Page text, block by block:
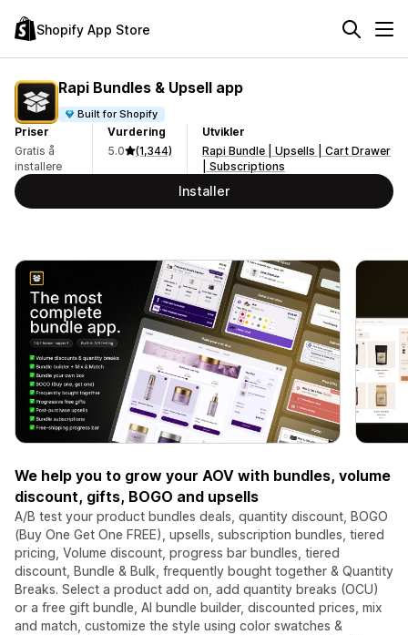
Shopify App Store
Rapi Bundles & Upsell app
Built for Shopify
Priser
Gratis å
installere
Vurdering
5.0
(1,344)
Utvikler
Rapi Bundle | Upsells | Cart Drawer
| Subscriptions
Installer
We help you to grow your AOV with bundles, volume
discount, gifts, BOGO and upsells
A/B test your product bundles deals, quantity discount, BOGO
(Buy One Get One FREE), upsells, subscription bundles, tiered
pricing, Volume discount, progress bar bundles, tiered
discount, Bundle & Bulk, frequently bought together & Quantity
Breaks. Select a product add on, add quantity breaks (OCU)
or a free gift bundle, AI bundle builder, discounted prices, mix
and match, customize the style using color swatches &